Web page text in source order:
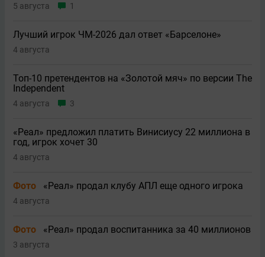
5 августа 1
Лучший игрок ЧМ-2026 дал ответ «Барселоне»
4 августа
Топ-10 претендентов на «Золотой мяч» по версии The
Independent
4 августа 3
«Реал» предложил платить Винисиусу 22 миллиона в
год, игрок хочет 30
4 августа
Фото «Реал» продал клубу АПЛ еще одного игрока
4 августа
Фото «Реал» продал воспитанника за 40 миллионов
3 августа